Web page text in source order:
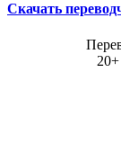
Скачать